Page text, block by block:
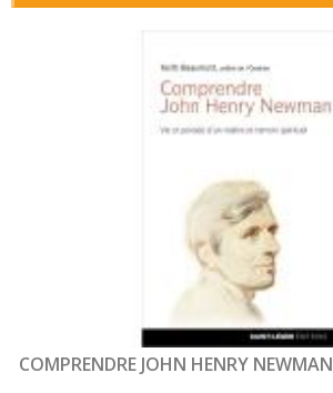
COMPRENDRE JOHN HENRY NEWMAN